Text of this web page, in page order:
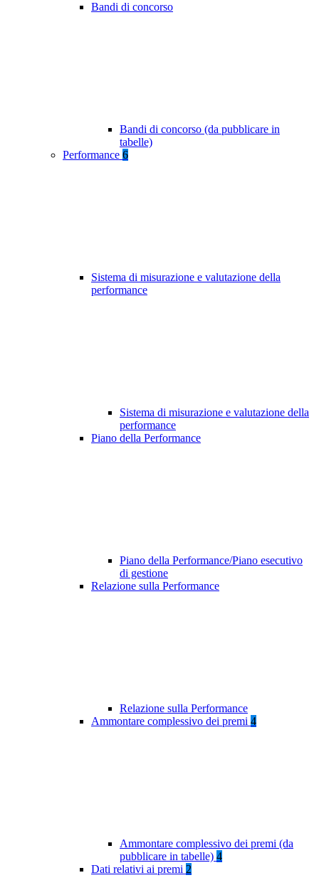
Bandi di concorso
Bandi di concorso (da pubblicare in
tabelle)
Performance 6
Sistema di misurazione e valutazione della
performance
Sistema di misurazione e valutazione della
performance
Piano della Performance
Piano della Performance/Piano esecutivo
di gestione
Relazione sulla Performance
Relazione sulla Performance
Ammontare complessivo dei premi 4
Ammontare complessivo dei premi (da
pubblicare in tabelle) 4
Dati relativi ai premi 2